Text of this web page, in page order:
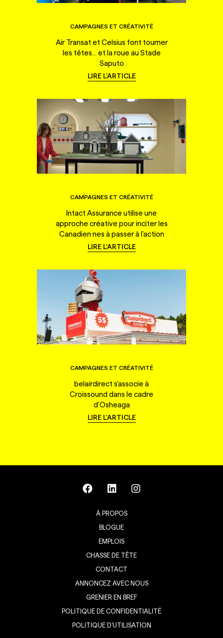
CAMPAGNES ET CRÉATIVITÉ
Air Transat et Celsius font tourner
les têtes... et la roue au Stade
Saputo
LIRE L'ARTICLE
CAMPAGNES ET CRÉATIVITÉ
Intact Assurance utilise une
approche créative pour inciter les
Canadien·nes à passer à l'action
LIRE L'ARTICLE
CAMPAGNES ET CRÉATIVITÉ
belairdirect s'associe à
Croissound dans le cadre
d'Osheaga
LIRE L'ARTICLE
À PROPOS
BLOGUE
EMPLOIS
CHASSE DE TÊTE
CONTACT
ANNONCEZ AVEC NOUS
GRENIER EN BREF
POLITIQUE DE CONFIDENTIALITÉ
POLITIQUE D’UTILISATION